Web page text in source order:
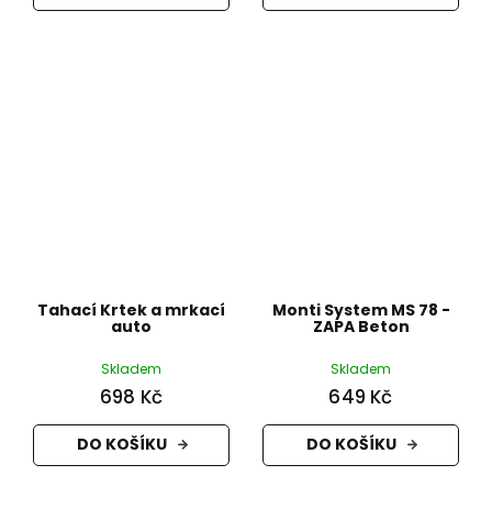
Tahací Krtek a mrkací
auto
Skladem
698 Kč
DO KOŠÍKU
Monti System MS 78 -
ZAPA Beton
Skladem
649 Kč
DO KOŠÍKU